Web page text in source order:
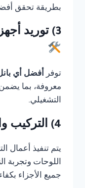
بطريقة تحقق
3) توريد أجهزة إنذار الحريق الأصلية
توفر أفضل أي
معروفة، بما
التشغيلي.
4) التركيب والبرمجة
يتم تنفيذ أعمال
اللوحات وتجربة
جميع الأجزاء